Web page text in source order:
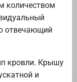
количеством
отвечающий
кровли. Крышу
и